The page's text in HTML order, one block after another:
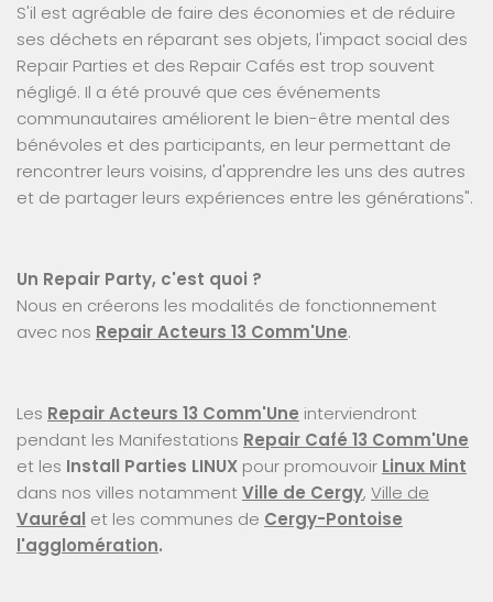
S'il est agréable de faire des économies et de réduire
ses déchets en réparant ses objets, l'impact social des
Repair Parties et des Repair Cafés est trop souvent
négligé. Il a été prouvé que ces événements
communautaires améliorent le bien-être mental des
bénévoles et des participants, en leur permettant de
rencontrer leurs voisins, d'apprendre les uns des autres
et de partager leurs expériences entre les générations".
Un Repair Party, c'est quoi ?
Nous en créerons les modalités de fonctionnement
avec nos Repair Acteurs 13 Comm'Une.
Les Repair Acteurs 13 Comm'Une interviendront
pendant les Manifestations Repair Café 13 Comm'Une
et les Install Parties LINUX pour promouvoir Linux Mint
dans nos villes notamment Ville de Cergy, Ville de
Vauréal et les communes de Cergy-Pontoise
l'agglomération.